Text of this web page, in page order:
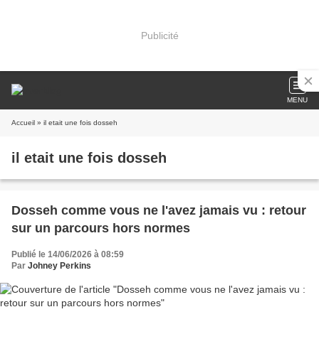
Publicité
MENU
Accueil » il etait une fois dosseh
il etait une fois dosseh
Dosseh comme vous ne l'avez jamais vu : retour
sur un parcours hors normes
Publié le 14/06/2026 à 08:59
Par Johney Perkins